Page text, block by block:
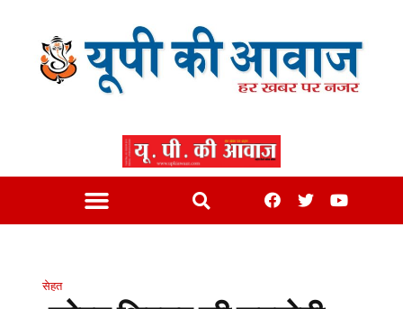
सेहत